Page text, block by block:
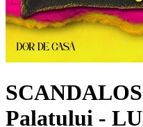
Palatului -